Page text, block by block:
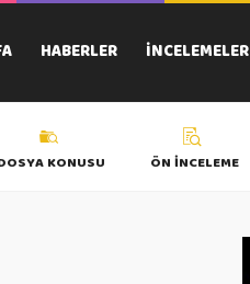
HABERLER İNCELEMELER
KONUSU ÖN İNCELEME